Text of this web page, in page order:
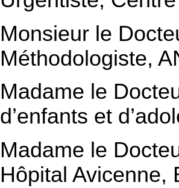
Monsieur le
Méthodologiste,
Madame le
d’enfants et
Madame le
Hôpital Avicenne,